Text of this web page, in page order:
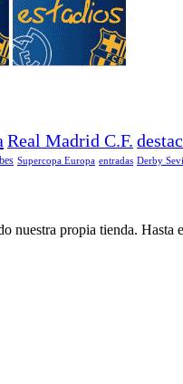
Real Madrid C.F.
Supercopa Europa entradas Derby
nuestra propia tienda.